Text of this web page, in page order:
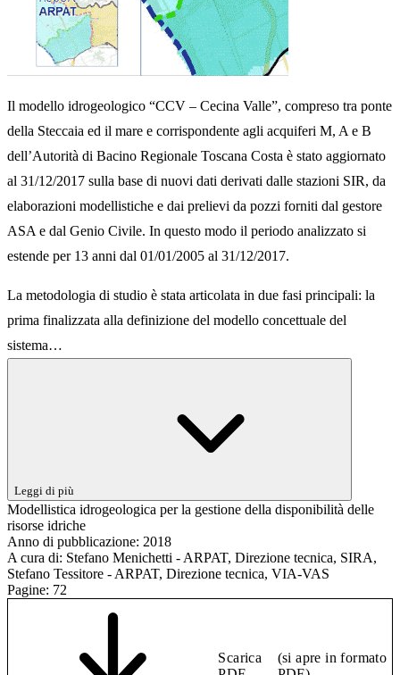
Il modello idrogeologico “CCV – Cecina Valle”, compreso tra ponte
della Steccaia ed il mare e corrispondente agli acquiferi M, A e B
dell’Autorità di Bacino Regionale Toscana Costa è stato aggiornato
al 31/12/2017 sulla base di nuovi dati derivati dalle stazioni SIR, da
elaborazioni modellistiche e dai prelievi da pozzi forniti dal gestore
ASA e dal Genio Civile. In questo modo il periodo analizzato si
estende per 13 anni dal 01/01/2005 al 31/12/2017.
La metodologia di studio è stata articolata in due fasi principali: la
prima finalizzata alla definizione del modello concettuale del
sistema…
Leggi di più
Modellistica idrogeologica per la gestione della disponibilità delle
risorse idriche
Anno di pubblicazione: 2018
A cura di: Stefano Menichetti - ARPAT, Direzione tecnica, SIRA,
Stefano Tessitore - ARPAT, Direzione tecnica, VIA-VAS
Pagine: 72
Scarica
(si apre in formato